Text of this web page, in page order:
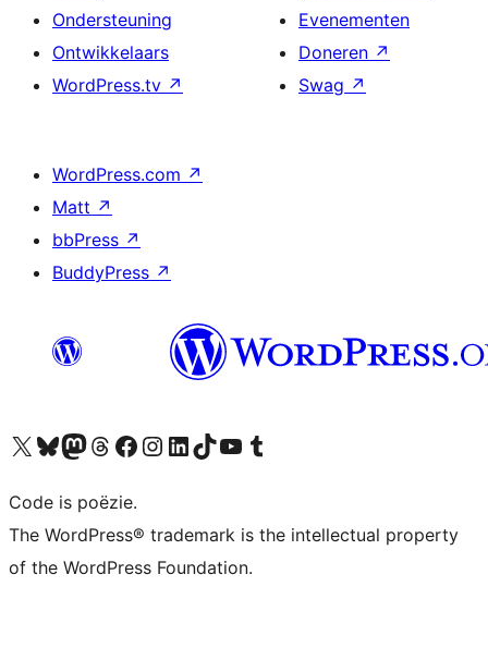
Ondersteuning
Ontwikkelaars
WordPress.tv ↗
Evenementen
Doneren ↗
Swag ↗
WordPress.com ↗
Matt ↗
bbPress ↗
BuddyPress ↗
Bezoek ons X (voorheen Twitter) account
Bezoek ons Bluesky account
Bezoek ons Mastodon account
Bezoek ons Threads account
Onze Facebook pagina bezoeken
Bezoek ons Instagram account
Bezoek ons LinkedIn account
Bezoek ons TikTok account
Bezoek ons YouTube kanaalBezoek ons Tumblr account
Code is poëzie.
The WordPress® trademark is the intellectual property
of the WordPress Foundation.